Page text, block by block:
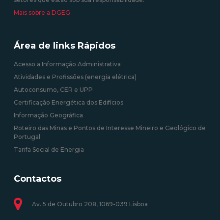
Mais sobre a DGEG
Área de links Rápidos
Acesso a Informação Administrativa
Atividades e Profissões (energia elétrica)
Autoconsumo, CER e UPP
Certificação Energética dos Edifícios
Informação Geográfica
Roteiro das Minas e Pontos de Interesse Mineiro e Geológico de
Portugal
Tarifa Social de Energia
Contactos
Av. 5 de Outubro 208, 1069-039 Lisboa